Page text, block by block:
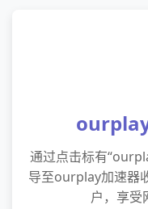
通过点击标有
导至ourplay加速器
户，享受